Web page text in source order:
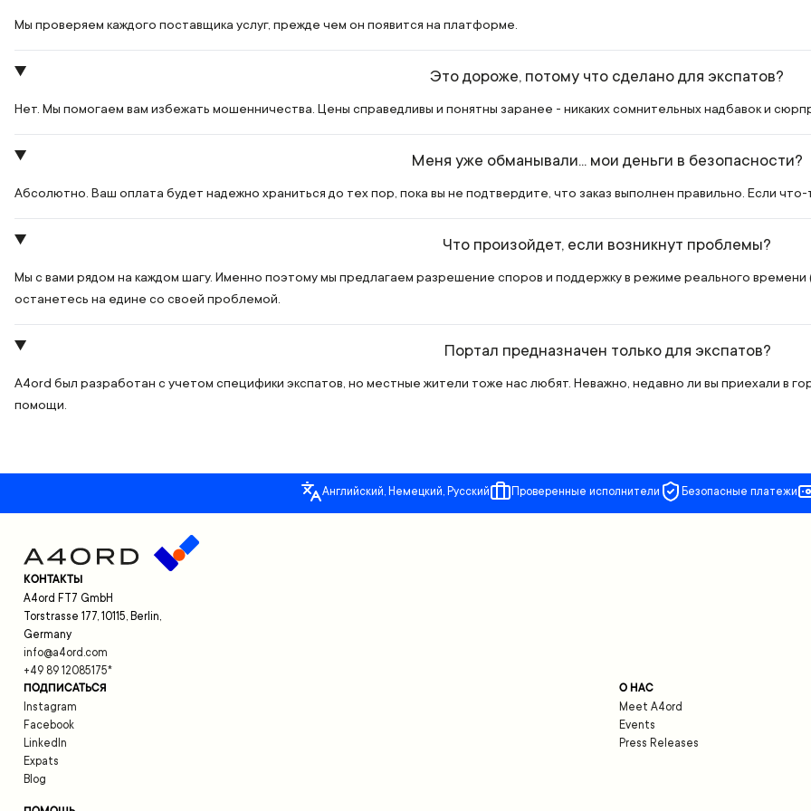
Мы проверяем каждого поставщика услуг, прежде чем он появится на платформе.
Это дороже, потому что сделано для экспатов?
Нет. Мы помогаем вам избежать мошенничества. Цены справедливы и понятны заранее - никаких сомнительных надбавок и
Меня уже обманывали... мои деньги в безопасности?
Абсолютно. Ваш оплата будет надежно храниться до тех пор, пока вы не подтвердите, что заказ выполнен правильно. Если
Что произойдет, если возникнут проблемы?
Мы с вами рядом на каждом шагу. Именно поэтому мы предлагаем разрешение споров и поддержку в режиме реального времени
останетесь на едине со своей проблемой.
Портал предназначен только для экспатов?
A4ord был разработан с учетом специфики экспатов, но местные жители тоже нас любят. Неважно, недавно ли вы приехали в
помощи.
Английский, Немецкий, Русский Проверенные исполнители Безопасные платежи
КОНТАКТЫ
A4ord FT7 GmbH
Torstrasse 177, 10115, Berlin,
Germany
info@a4ord.com
+49 89 12085175*
ПОДПИСАТЬСЯ
Instagram
Facebook
LinkedIn
Expats
Blog
О НАС
Meet A4ord
Events
Press Releases